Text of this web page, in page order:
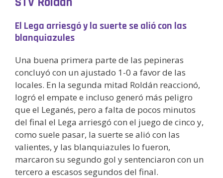
El Lega arriesgó y la suerte se alió con las
blanquiazules
Una buena primera parte de las pepineras
concluyó con un ajustado 1-0 a favor de las
locales. En la segunda mitad Roldán reaccionó,
logró el empate e incluso generó más peligro
que el Leganés, pero a falta de pocos minutos
del final el Lega arriesgó con el juego de cinco y,
como suele pasar, la suerte se alió con las
valientes, y las blanquiazules lo fueron,
marcaron su segundo gol y sentenciaron con un
tercero a escasos segundos del final.